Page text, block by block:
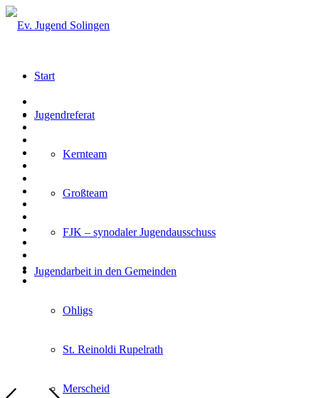
Start
Jugendreferat
Kernteam
Großteam
FJK – synodaler Jugendausschuss
Jugendarbeit in den Gemeinden
Ohligs
St. Reinoldi Rupelrath
Merscheid